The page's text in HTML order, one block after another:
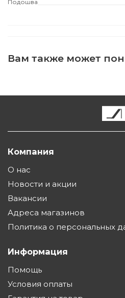
Подошва
Вам также может
Компания
О нас
Новости и акции
Вакансии
Адреса магазинов
Политика о персональных
Информация
Помощь
Условия оплаты